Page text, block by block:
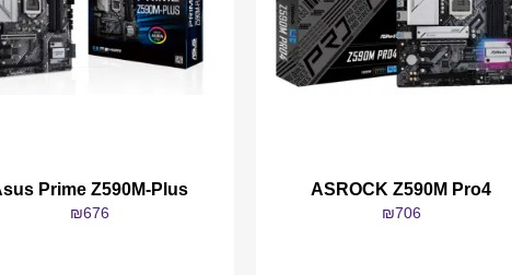
ASROCK Z590M Pro4
₪706
Prime Z590M-Plus
₪676